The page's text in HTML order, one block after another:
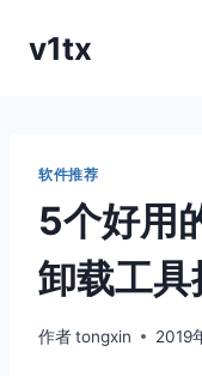
v1tx
软件推荐
5个好用
卸载工具
作者tongxin 2019